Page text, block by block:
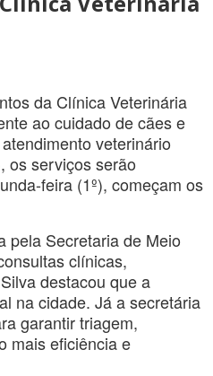
da Clínica Veterinária
ao cuidado de cães e
veterinário
os serviços serão
feira (1º), começam os
pela Secretaria de Meio
clínicas,
destacou que a
na cidade. Já a secretária
garantir triagem,
mais eficiência e